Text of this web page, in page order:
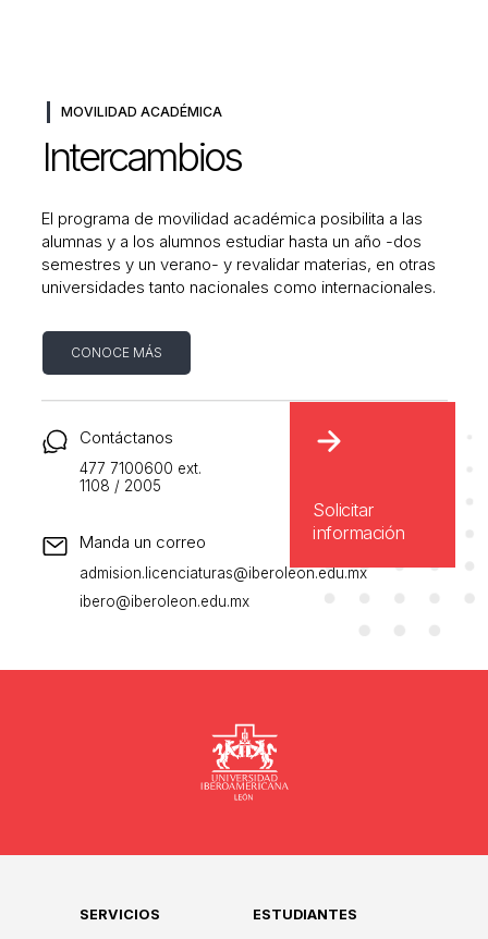
MOVILIDAD ACADÉMICA
Intercambios
El programa de movilidad académica posibilita a las
alumnas y a los alumnos estudiar hasta un año -dos
semestres y un verano- y revalidar materias, en otras
universidades tanto nacionales como internacionales.
CONOCE MÁS
Contáctanos
477 7100600 ext.
1108 / 2005
Manda un correo
admision.licenciaturas@iberoleon.edu.mx
ibero@iberoleon.edu.mx
Solicitar
información
SERVICIOS ESTUDIANTES